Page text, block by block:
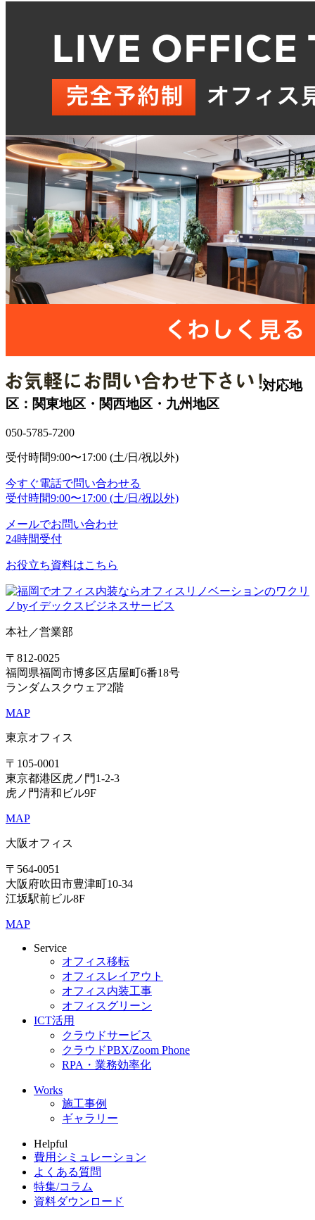
対応地
区：関東地区・関西地区・九州地区
050-5785-7200
受付時間9:00〜17:00 (土/日/祝以外)
今すぐ電話で問い合わせる
受付時間9:00〜17:00 (土/日/祝以外)
メールでお問い合わせ
24時間受付
お役立ち資料はこちら
本社／営業部
〒812-0025
福岡県福岡市博多区店屋町6番18号
ランダムスクウェア2階
MAP
東京オフィス
〒105-0001
東京都港区虎ノ門1-2-3
虎ノ門清和ビル9F
MAP
大阪オフィス
〒564-0051
大阪府吹田市豊津町10-34
江坂駅前ビル8F
MAP
Service
オフィス移転
オフィスレイアウト
オフィス内装工事
オフィスグリーン
ICT活用
クラウドサービス
クラウドPBX/Zoom Phone
RPA・業務効率化
Works
施工事例
ギャラリー
Helpful
費用シミュレーション
よくある質問
特集/コラム
資料ダウンロード